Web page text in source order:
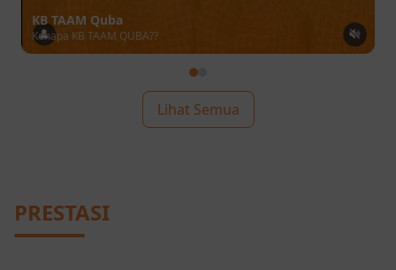
KB TAAM Quba
Kenapa KB TAAM QUBA??
Lihat Semua
PRESTASI